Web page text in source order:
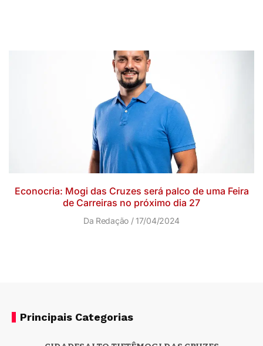
Econocria: Mogi das Cruzes será palco de uma Feira
de Carreiras no próximo dia 27
Da Redação 17/04/2024
Principais Categorias